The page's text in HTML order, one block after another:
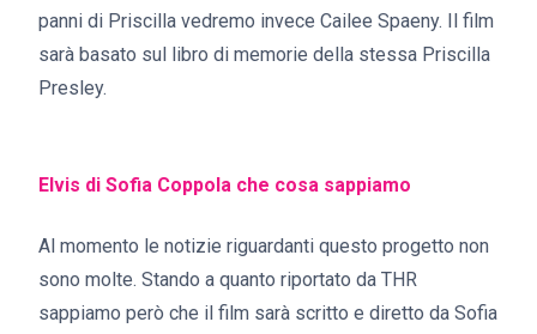
panni di Priscilla vedremo invece Cailee Spaeny. Il film
sarà basato sul libro di memorie della stessa Priscilla
Presley.
Elvis di Sofia Coppola che cosa sappiamo
Al momento le notizie riguardanti questo progetto non
sono molte. Stando a quanto riportato da THR
sappiamo però che il film sarà scritto e diretto da Sofia